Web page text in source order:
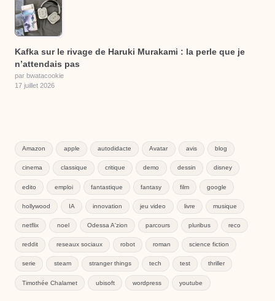
Kafka sur le rivage de Haruki Murakami : la perle que je
n’attendais pas
par bwatacookie
17 juillet 2026
Amazon apple autodidacte Avatar avis blog
cinema classique critique demo dessin disney
edito emploi fantastique fantasy film google
hollywood IA innovation jeu video livre musique
netflix noel Odessa A'zion parcours pluribus reco
reddit reseaux sociaux robot roman science fiction
serie steam stranger things tech test thriller
Timothée Chalamet ubisoft wordpress youtube